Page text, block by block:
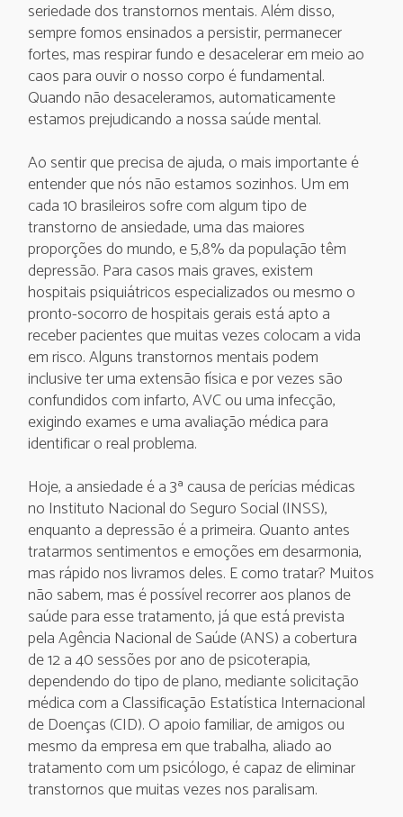
seriedade dos transtornos mentais. Além disso,
sempre fomos ensinados a persistir, permanecer
fortes, mas respirar fundo e desacelerar em meio ao
caos para ouvir o nosso corpo é fundamental.
Quando não desaceleramos, automaticamente
estamos prejudicando a nossa saúde mental.
Ao sentir que precisa de ajuda, o mais importante é
entender que nós não estamos sozinhos. Um em
cada 10 brasileiros sofre com algum tipo de
transtorno de ansiedade, uma das maiores
proporções do mundo, e 5,8% da população têm
depressão. Para casos mais graves, existem
hospitais psiquiátricos especializados ou mesmo o
pronto-socorro de hospitais gerais está apto a
receber pacientes que muitas vezes colocam a vida
em risco. Alguns transtornos mentais podem
inclusive ter uma extensão física e por vezes são
confundidos com infarto, AVC ou uma infecção,
exigindo exames e uma avaliação médica para
identificar o real problema.
Hoje, a ansiedade é a 3ª causa de perícias médicas
no Instituto Nacional do Seguro Social (INSS),
enquanto a depressão é a primeira. Quanto antes
tratarmos sentimentos e emoções em desarmonia,
mas rápido nos livramos deles. E como tratar? Muitos
não sabem, mas é possível recorrer aos planos de
saúde para esse tratamento, já que está prevista
pela Agência Nacional de Saúde (ANS) a cobertura
de 12 a 40 sessões por ano de psicoterapia,
dependendo do tipo de plano, mediante solicitação
médica com a Classificação Estatística Internacional
de Doenças (CID). O apoio familiar, de amigos ou
mesmo da empresa em que trabalha, aliado ao
tratamento com um psicólogo, é capaz de eliminar
transtornos que muitas vezes nos paralisam.